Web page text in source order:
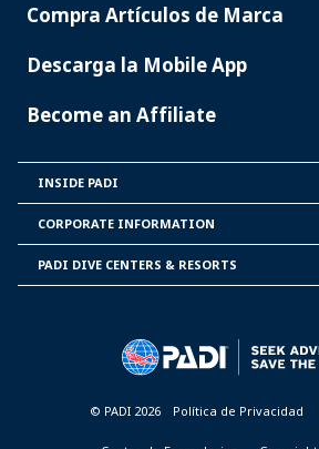
Compra Artículos de Marca
Descarga la Mobile App
Become an Affiliate
INSIDE PADI
CORPORATE INFORMATION
PADI DIVE CENTERS & RESORTS
© PADI 2026 Política de Privacidad